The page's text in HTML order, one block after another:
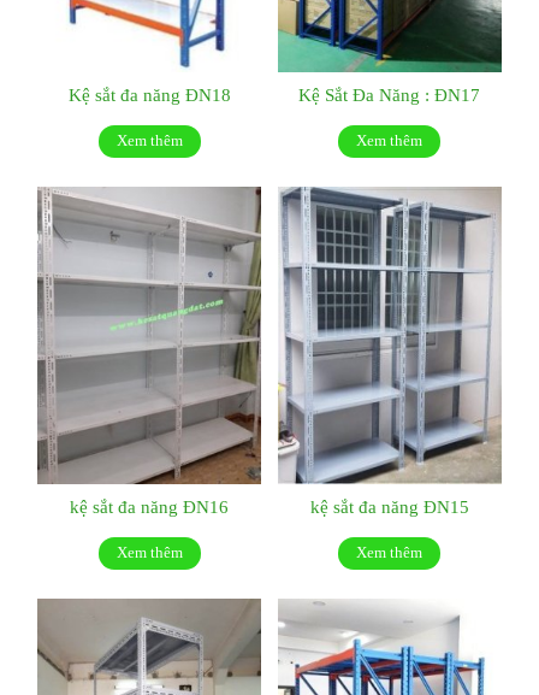
Kệ sắt đa năng ĐN18
Xem thêm
Kệ Sắt Đa Năng : ĐN17
Xem thêm
kệ sắt đa năng ĐN16
Xem thêm
kệ sắt đa năng ĐN15
Xem thêm